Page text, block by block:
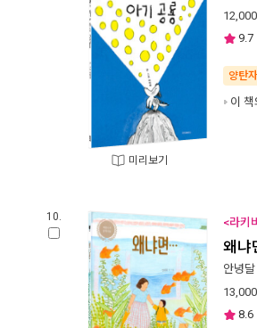
미리보기
12,000
9.7
양탄
이
10. <라키
왜냐
안녕달
13,000
8.6